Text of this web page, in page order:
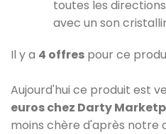
toutes les
avec un son
Il y a 4 offres pour ce
Aujourd'hui ce produit est
euros chez Darty
moins chère d'après notre